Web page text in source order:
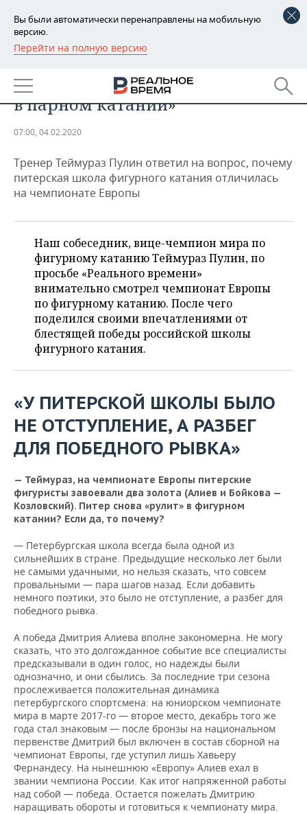
Вы были автоматически перенаправлены на мобильную
версию.
Перейти на полную версию
РЕГИОНЫ
БАШКОРТОСТАН
ТАТАРСТАН
НОВОСТИ
АНАЛИТИКА
ДЕКЛАРАЦИИ О ДОХОДАХ
ВУЗЫ ТАТАРСТАНА
КОМУ ПРИНАДЛЕЖАТ
ТОРГОВЫЕ ЦЕНТРЫ
ТАТАРСТАНА
НОВОСТИ ЭКОНОМИКИ
БАНКИ
БЮДЖЕТ
ИНВЕСТИЦИИ
ПРОМЫШЛЕННОСТЬ
АГРОПРОМ
МАШИНОСТРОЕНИЕ
НЕФТЕХИМИЯ
НЕФТЬ
ОПК
ЭНЕРГЕТИКА
НОВОСТИ НЕДВИЖИМОСТИ
АВТО
НОВОСТИ АВТО
БИЗНЕС
НОВОСТИ БИЗНЕСА
РОЗНИЧНАЯ ТОРГОВЛЯ
УСЛУГИ
ТЕХНОЛОГИИ
НОВОСТИ ТЕХНОЛОГИЙ
МЕДИА
ТЕЛЕКОММУНИКАЦИИ
МЕРОПРИЯТИЯ
ВЫЕЗДНАЯ РЕДАКЦИЯ
БИЗНЕС-БРАНЧИ
ONLINE-КОНФЕРЕНЦИИ
ОТКРЫТАЯ ЛЕКЦИЯ
НОВОСТИ СПОРТА
ФУТБОЛ
ХОККЕЙ
БАСКЕТБОЛ
ВОЛЕЙБОЛ
КИБЕРСПОРТ
ФИГУРНОЕ КАТАНИЕ
ВОДНЫЕ ВИДЫ СПОРТА
ХОККЕЙ С МЯЧОМ
ОБЩЕСТВО
НОВОСТИ ОБЩЕСТВА
ВЛАСТЬ
ИНФРАСТРУКТУРА
ИСТОРИЯ
КУЛЬТУРА
МЕДИЦИНА
ОБРАЗОВАНИЕ
ПРОИСШЕСТВИЯ
ФОТОГАЛЕРЕЯ
СЮЖЕТЫ
СПРАВОЧНИК
СПИСОК ПЕРСОН
СПИСОК КОМПАНИЙ
ПОЛНАЯ ВЕРСИЯ
«Загитова очень мило выглядит
в парном катании»
07:00, 04.02.2020
Тренер Теймураз Пулин ответил на вопрос, почему
питерская школа фигурного катания отличилась
на чемпионате Европы
Наш собеседник, вице-чемпион мира по
фигурному катанию Теймураз Пулин, по
просьбе «Реального времени»
внимательно смотрел чемпионат Европы
по фигурному катанию. После чего
поделился своими впечатлениями от
блестящей победы российской школы
фигурного катания.
«У ПИТЕРСКОЙ ШКОЛЫ БЫЛО
НЕ ОТСТУПЛЕНИЕ, А РАЗБЕГ
ДЛЯ ПОБЕДНОГО РЫВКА»
— Теймураз, на чемпионате Европы питерские
фигуристы завоевали два золота (Алиев и Бойкова —
Козловский). Питер снова «рулит» в фигурном
катании? Если да, то почему?
— Петербургская школа всегда была одной из
сильнейших в стране. Предыдущие несколько лет были
не самыми удачными, но нельзя сказать, что совсем
провальными — пара шагов назад. Если добавить
немного поэтики, это было не отступление, а разбег для
победного рывка.
А победа Дмитрия Алиева вполне закономерна. Не могу
сказать, что это долгожданное событие все специалисты
предсказывали в один голос, но надежды были
однозначно, и они сбылись. За последние три сезона
прослеживается положительная динамика
петербургского спортсмена: на юниорском чемпионате
мира в марте 2017-го — второе место, декабрь того же
года стал знаковым — после бронзы на национальном
первенстве Дмитрий был включен в состав сборной на
чемпионат Европы, где уступил лишь Хавьеру
Фернандесу. На нынешнюю «Европу» Алиев ехал в
звании чемпиона России. Как итог напряженной работы
над собой — победа. Остается пожелать Дмитрию
наращивать обороты и готовиться к чемпионату мира.